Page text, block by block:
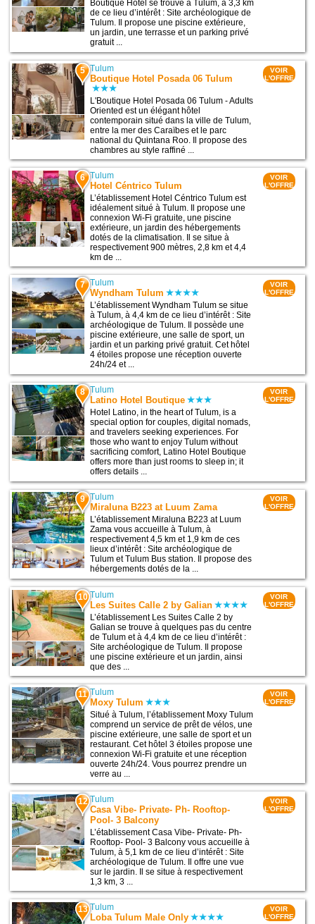
Boutique Hotel se trouve à Tulum, à 3,3 km
de ce lieu d’intérêt : Site archéologique de
Tulum. Il propose une piscine extérieure,
un jardin, une terrasse et un parking privé
gratuit ...
5 Tulum
Boutique Hotel Posada 06 Tulum
L'Boutique Hotel Posada 06 Tulum - Adults
Oriented est un élégant hôtel
contemporain situé dans la ville de Tulum,
entre la mer des Caraïbes et le parc
national du Quintana Roo. Il propose des
chambres au style raffiné ...
VOIR
L'OFFRE
6 Tulum
Hotel Céntrico Tulum
L’établissement Hotel Céntrico Tulum est
idéalement situé à Tulum. Il propose une
connexion Wi-Fi gratuite, une piscine
extérieure, un jardin des hébergements
dotés de la climatisation. Il se situe à
respectivement 900 mètres, 2,8 km et 4,4
km de ...
VOIR
L'OFFRE
7 Tulum
Wyndham Tulum
L’établissement Wyndham Tulum se situe
à Tulum, à 4,4 km de ce lieu d’intérêt : Site
archéologique de Tulum. Il possède une
piscine extérieure, une salle de sport, un
jardin et un parking privé gratuit. Cet hôtel
4 étoiles propose une réception ouverte
24h/24 et ...
VOIR
L'OFFRE
8 Tulum
Latino Hotel Boutique
Hotel Latino, in the heart of Tulum, is a
special option for couples, digital nomads,
and travelers seeking experiences. For
those who want to enjoy Tulum without
sacrificing comfort, Latino Hotel Boutique
offers more than just rooms to sleep in; it
offers details ...
VOIR
L'OFFRE
9 Tulum
Miraluna B223 at Luum Zama
L’établissement Miraluna B223 at Luum
Zama vous accueille à Tulum, à
respectivement 4,5 km et 1,9 km de ces
lieux d’intérêt : Site archéologique de
Tulum et Tulum Bus station. Il propose des
hébergements dotés de la ...
VOIR
L'OFFRE
10 Tulum
Les Suites Calle 2 by Galian
L’établissement Les Suites Calle 2 by
Galian se trouve à quelques pas du centre
de Tulum et à 4,4 km de ce lieu d’intérêt :
Site archéologique de Tulum. Il propose
une piscine extérieure et un jardin, ainsi
que des ...
VOIR
L'OFFRE
11 Tulum
Moxy Tulum
Situé à Tulum, l’établissement Moxy Tulum
comprend un service de prêt de vélos, une
piscine extérieure, une salle de sport et un
restaurant. Cet hôtel 3 étoiles propose une
connexion Wi-Fi gratuite et une réception
ouverte 24h/24. Vous pourrez prendre un
verre au ...
VOIR
L'OFFRE
12 Tulum
Casa Vibe- Private- Ph- Rooftop-
Pool- 3 Balcony
L’établissement Casa Vibe- Private- Ph-
Rooftop- Pool- 3 Balcony vous accueille à
Tulum, à 5,1 km de ce lieu d’intérêt : Site
archéologique de Tulum. Il offre une vue
sur le jardin. Il se situe à respectivement
1,3 km, 3 ...
VOIR
L'OFFRE
13 Tulum
Loba Tulum Male Only
VOIR
L'OFFRE